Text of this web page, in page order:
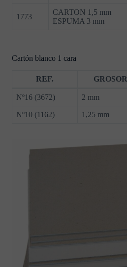
1773
CARTON 1,5 mm
ESPUMA 3 mm
Cartón blanco 1 cara
REF. GROSOR
Nº16 (3672) 2 mm
Nº10 (1162) 1,25 mm